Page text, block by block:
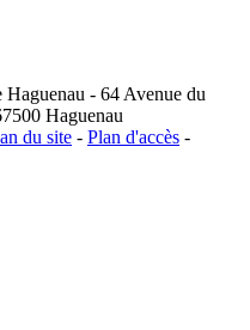
- 64 Avenue du
Haguenau
du site - Plan d'accès -